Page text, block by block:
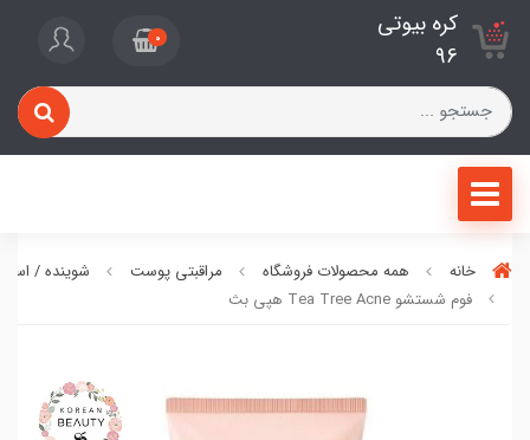
کره بیوتی
96
0
خانه همه محصولات فروشگاه مراقبتی پوست
شوینده /
فوم شستشو Tea Tree Acne هپی بث